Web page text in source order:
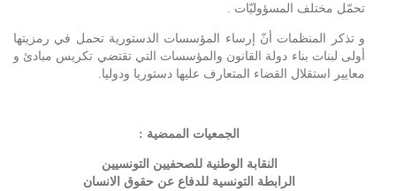
تحمّل مختلف المسؤوليّات .
و تذكر المنظمات أنّ إرساء المؤسسات الدستورية تحمل في رمزيتها
أولى لبنات بناء دولة القانون والمؤسسات التي تقتضي تكريس مبادئ و
معايير استقلال القضاء المتعارف عليها دستوريا ودوليا.
الجمعيات الممضية :
النقابة الوطنية للصحفيين التونسيين
الرابطة التونسية للدفاع عن حقوق الانسان